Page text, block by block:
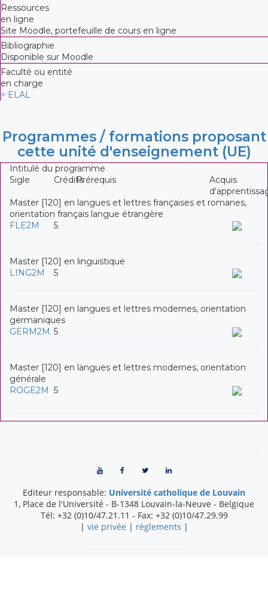
Ressources
en ligne
Site Moodle, portefeuille de cours en ligne
Bibliographie
Disponible sur Moodle
Faculté ou entité
en charge
> ELAL
Programmes / formations proposant
cette unité d'enseignement (UE)
Intitulé du programme
Sigle
CréditsPrérequis
Acquis
Master [120] en langues et lettres françaises et romanes,
orientation français langue étrangère
FLE2M
5
Master [120] en linguistique
LING2M
5
Master [120] en langues et lettres modernes, orientation
germaniques
GERM2M 5
Master [120] en langues et lettres modernes, orientation
générale
ROGE2M 5
Editeur responsable: Université catholique de Louvain
1, Place de l'Université - B-1348 Louvain-la-Neuve - Belgique
Tél: +32 (0)10/47.21.11 - Fax: +32 (0)10/47.29.99
| vie privée | règlements |